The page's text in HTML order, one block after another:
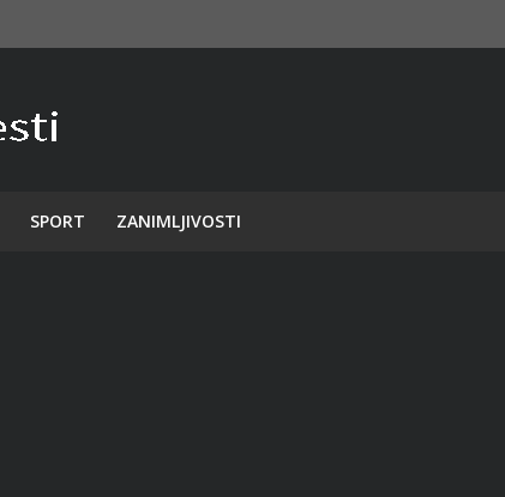
SPORT ZANIMLJIVOSTI